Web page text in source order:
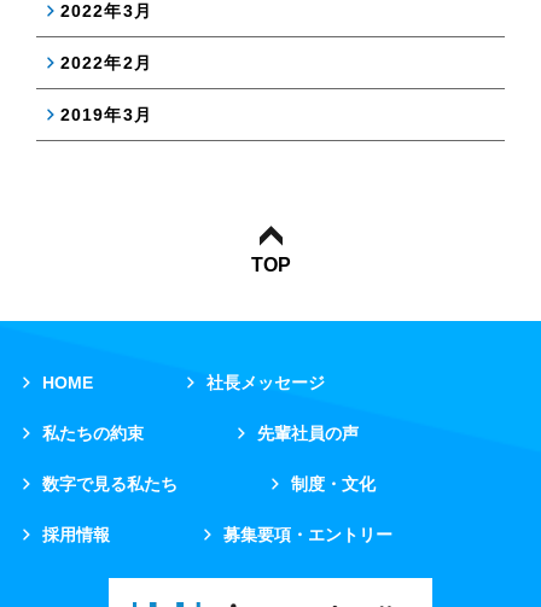
2022年3月
2022年2月
2019年3月
TOP
HOME 社長メッセージ
私たちの約束 先輩社員の声
数字で見る私たち 制度・文化
採用情報 募集要項・エントリー